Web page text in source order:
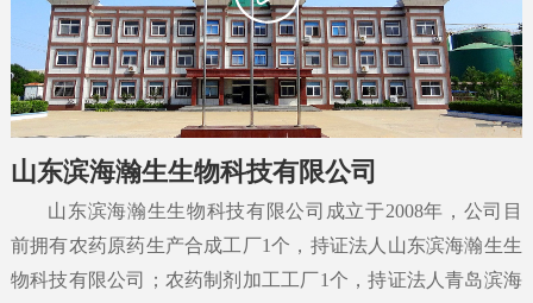
山东滨海瀚生生物科技有限公司
山东滨海瀚生生物科技有限公司成立于2008年，公司目
前拥有农药原药生产合成工厂1个，持证法人山东滨海瀚生生
物科技有限公司；农药制剂加工工厂1个，持证法人青岛滨海